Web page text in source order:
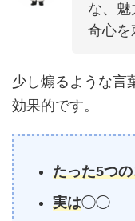
な、
奇心を
少し煽るような言
効果的です。
たった5つ
実は◯◯